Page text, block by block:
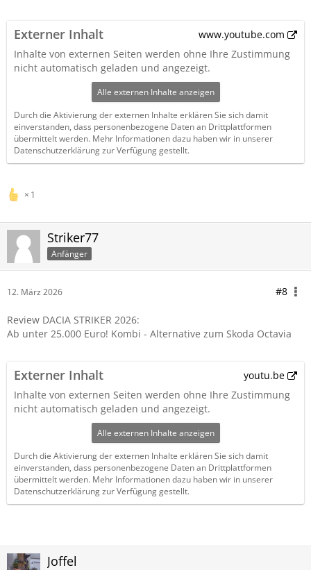
Externer Inhalt
www.youtube.com
Inhalte von externen Seiten werden ohne Ihre Zustimmung
nicht automatisch geladen und angezeigt.
Alle externen Inhalte anzeigen
Durch die Aktivierung der externen Inhalte erklären Sie sich damit
einverstanden, dass personenbezogene Daten an Drittplattformen
übermittelt werden. Mehr Informationen dazu haben wir in unserer
Datenschutzerklärung zur Verfügung gestellt.
1
Striker77
Anfänger
12. März 2026 #8
Review DACIA STRIKER 2026:
Ab unter 25.000 Euro! Kombi - Alternative zum Skoda Octavia
Externer Inhalt
youtu.be
Inhalte von externen Seiten werden ohne Ihre Zustimmung
nicht automatisch geladen und angezeigt.
Alle externen Inhalte anzeigen
Durch die Aktivierung der externen Inhalte erklären Sie sich damit
einverstanden, dass personenbezogene Daten an Drittplattformen
übermittelt werden. Mehr Informationen dazu haben wir in unserer
Datenschutzerklärung zur Verfügung gestellt.
Joffel